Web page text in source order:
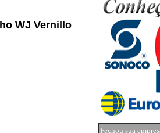
WJ Vernillo
Fechou sua